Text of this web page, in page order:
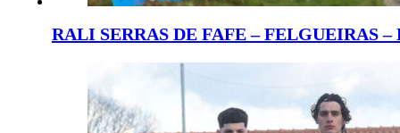
RALI SERRAS DE FAFE – FELGUEIRAS